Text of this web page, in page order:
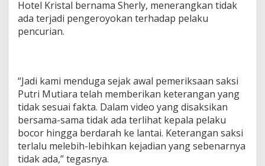
Hotel Kristal bernama Sherly, menerangkan tidak
ada terjadi pengeroyokan terhadap pelaku
pencurian.
“Jadi kami menduga sejak awal pemeriksaan saksi
Putri Mutiara telah memberikan keterangan yang
tidak sesuai fakta. Dalam video yang disaksikan
bersama-sama tidak ada terlihat kepala pelaku
bocor hingga berdarah ke lantai. Keterangan saksi
terlalu melebih-lebihkan kejadian yang sebenarnya
tidak ada,” tegasnya.